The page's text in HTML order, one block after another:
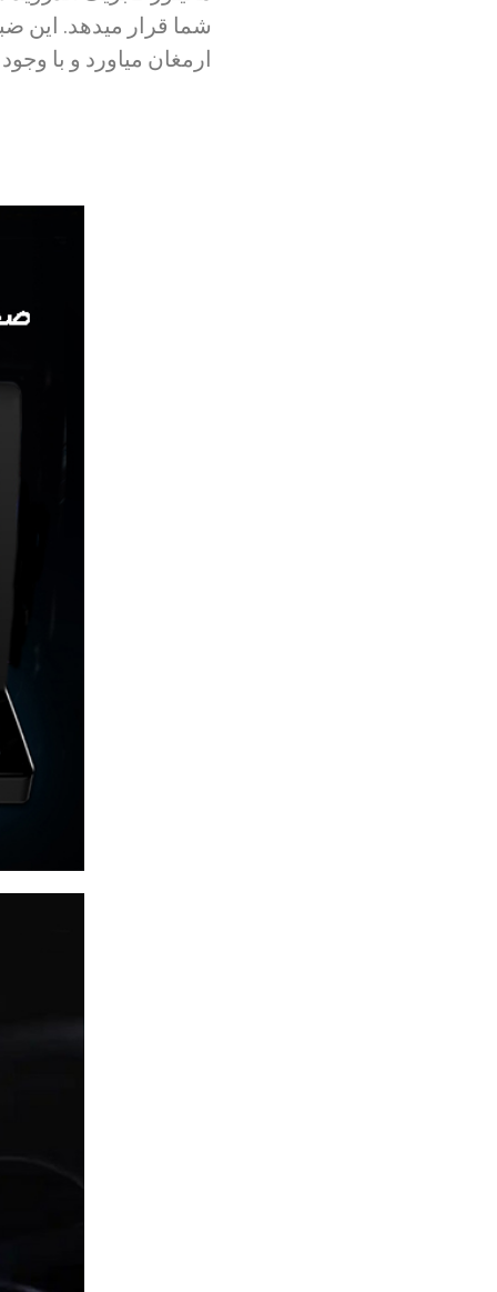
شما قرار میدهد. این
ارمغان میاورد و با